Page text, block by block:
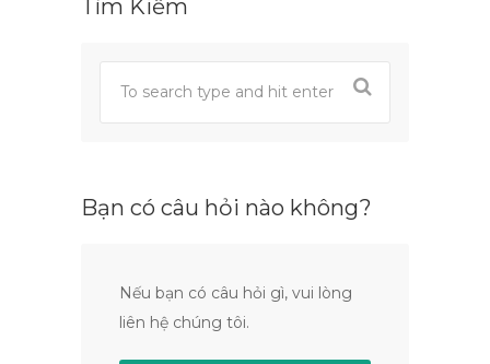
Tìm Kiếm
Bạn có câu hỏi nào không?
Nếu bạn có câu hỏi gì, vui lòng
liên hệ chúng tôi.